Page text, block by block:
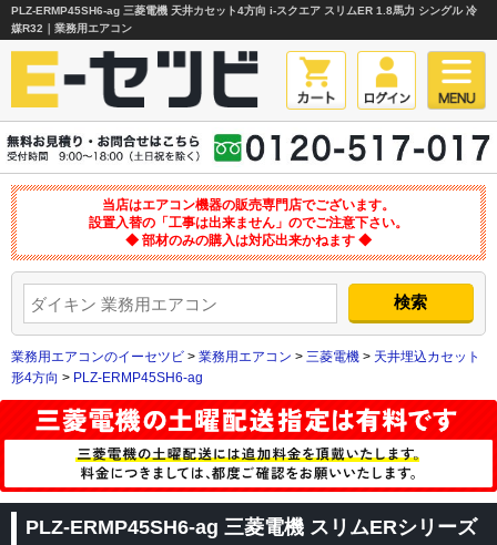
PLZ-ERMP45SH6-ag 三菱電機 天井カセット4方向 i-スクエア スリムER 1.8馬力 シングル 冷
媒R32｜業務用エアコン
当店はエアコン機器の販売専門店でございます。
設置入替の「工事は出来ません」のでご注意下さい。
◆ 部材のみの購入は対応出来かねます ◆
業務用エアコンのイーセツビ > 業務用エアコン > 三菱電機 > 天井埋込カセット
形4方向 > PLZ-ERMP45SH6-ag
PLZ-ERMP45SH6-ag 三菱電機 スリムERシリーズ